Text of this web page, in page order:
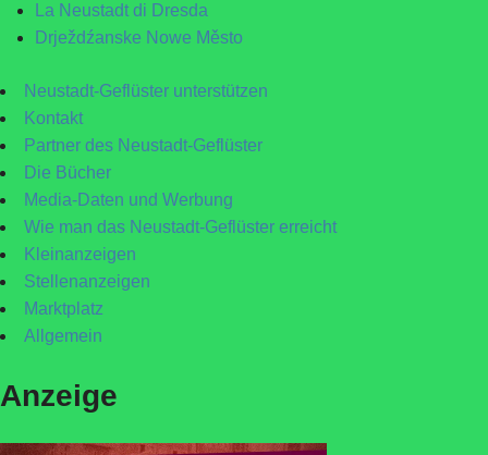
La Neustadt di Dresda
Drježdźanske Nowe Město
Neustadt-Geflüster unterstützen
Kontakt
Partner des Neustadt-Geflüster
Die Bücher
Media-Daten und Werbung
Wie man das Neustadt-Geflüster erreicht
Kleinanzeigen
Stellenanzeigen
Marktplatz
Allgemein
Anzeige